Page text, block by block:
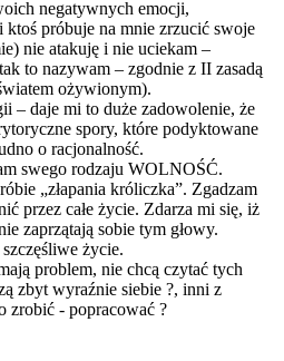
negatywnych emocji,
próbuje na mnie zrzucić swoje
nie atakuję i nie uciekam –
to nazywam – zgodnie z II zasadą
ożywionym).
– daje mi to duże zadowolenie, że
spory, które podyktowane
o racjonalność.
swego rodzaju WOLNOŚĆ.
„złapania króliczka”. Zgadzam
przez całe życie. Zdarza mi się, iż
zaprzątają sobie tym głowy.
życie.
problem, nie chcą czytać tych
zbyt wyraźnie siebie ?, inni z
zrobić - popracować ?